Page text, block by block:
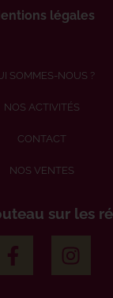
légales
SOMMES-NOUS ?
NOS ACTIVITÉS
CONTACT
NOS VENTES
sur les